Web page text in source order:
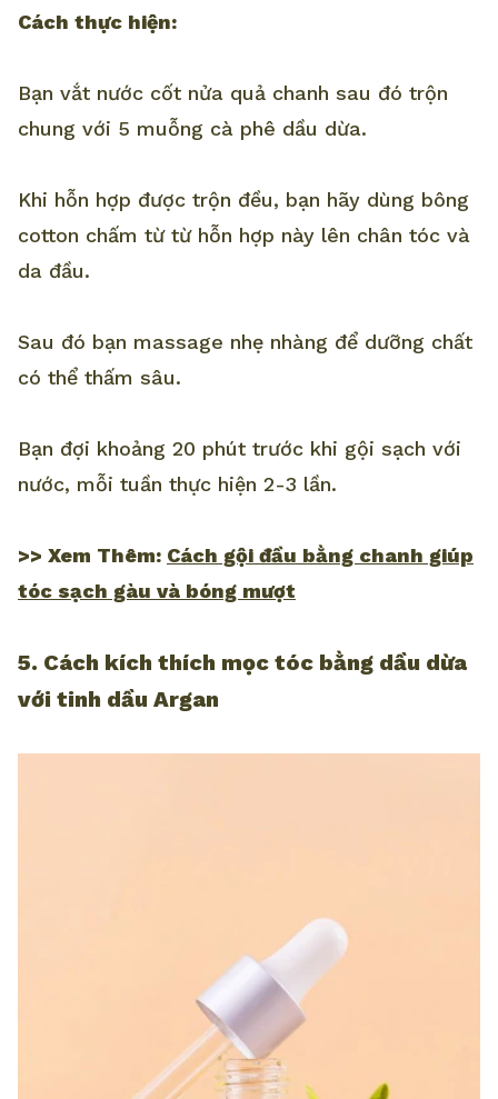
Cách thực hiện:
Bạn vắt nước cốt nửa quả chanh sau đó trộn
chung với 5 muỗng cà phê dầu dừa.
Khi hỗn hợp được trộn đều, bạn hãy dùng bông
cotton chấm từ từ hỗn hợp này lên chân tóc và
da đầu.
Sau đó bạn massage nhẹ nhàng để dưỡng chất
có thể thấm sâu.
Bạn đợi khoảng 20 phút trước khi gội sạch với
nước, mỗi tuần thực hiện 2-3 lần.
>> Xem Thêm: Cách gội đầu bằng chanh giúp
tóc sạch gàu và bóng mượt
5. Cách kích thích mọc tóc bằng dầu dừa
với tinh dầu Argan